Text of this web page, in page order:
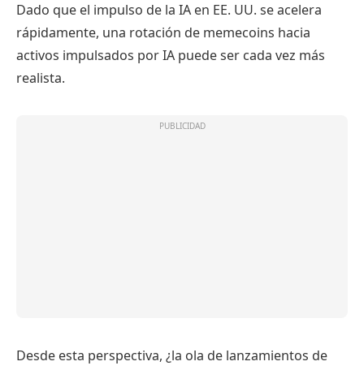
Dado que el impulso de la IA en EE. UU. se acelera
rápidamente, una rotación de memecoins hacia
activos impulsados ​​por IA puede ser cada vez más
realista.
Desde esta perspectiva, ¿la ola de lanzamientos de